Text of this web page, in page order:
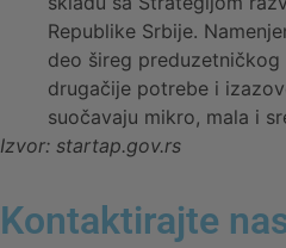
Republike Srbije.
deo šireg preduzetničkog
drugačije potrebe i
suočavaju mikro, mala i
Izvor: startap.gov.rs
Kontaktirajte